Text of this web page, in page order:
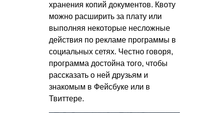
хранения копий документов. Квоту
можно расширить за плату или
выполняя некоторые несложные
действия по рекламе программы в
социальных сетях. Честно говоря,
программа достойна того, чтобы
рассказать о ней друзьям и
знакомым в Фейсбуке или в
Твиттере.